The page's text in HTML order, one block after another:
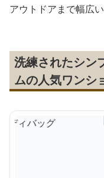
アウトドアまで幅広
洗練されたシン
ムの人気ワンシ